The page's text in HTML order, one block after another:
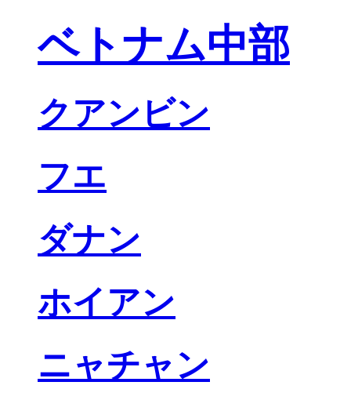
ベトナム中部
クアンビン
フエ
ダナン
ホイアン
ニャチャン